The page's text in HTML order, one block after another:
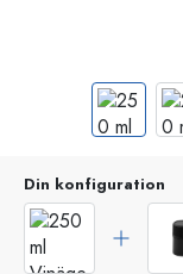
Din konfiguration